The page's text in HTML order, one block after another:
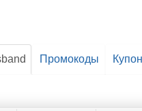
Промокоды